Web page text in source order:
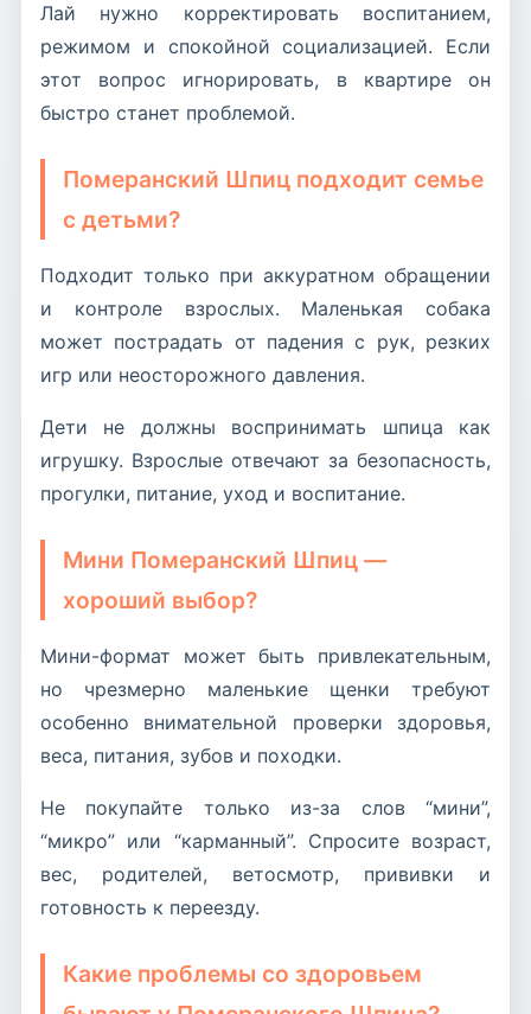
Лай нужно корректировать воспитанием,
режимом и спокойной социализацией. Если
этот вопрос игнорировать, в квартире он
быстро станет проблемой.
Померанский Шпиц подходит семье
с детьми?
Подходит только при аккуратном обращении
и контроле взрослых. Маленькая собака
может пострадать от падения с рук, резких
игр или неосторожного давления.
Дети не должны воспринимать шпица как
игрушку. Взрослые отвечают за безопасность,
прогулки, питание, уход и воспитание.
Мини Померанский Шпиц —
хороший выбор?
Мини-формат может быть привлекательным,
но чрезмерно маленькие щенки требуют
особенно внимательной проверки здоровья,
веса, питания, зубов и походки.
Не покупайте только из-за слов “мини”,
“микро” или “карманный”. Спросите возраст,
вес, родителей, ветосмотр, прививки и
готовность к переезду.
Какие проблемы со здоровьем